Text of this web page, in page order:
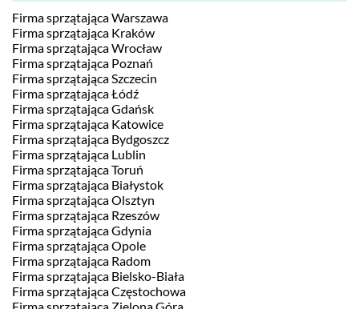
Firma sprzątająca Warszawa
Firma sprzątająca Kraków
Firma sprzątająca Wrocław
Firma sprzątająca Poznań
Firma sprzątająca Szczecin
Firma sprzątająca Łódź
Firma sprzątająca Gdańsk
Firma sprzątająca Katowice
Firma sprzątająca Bydgoszcz
Firma sprzątająca Lublin
Firma sprzątająca Toruń
Firma sprzątająca Białystok
Firma sprzątająca Olsztyn
Firma sprzątająca Rzeszów
Firma sprzątająca Gdynia
Firma sprzątająca Opole
Firma sprzątająca Radom
Firma sprzątająca Bielsko-Biała
Firma sprzątająca Częstochowa